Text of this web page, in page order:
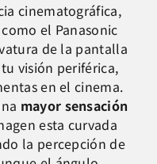
cinematográfica,
el Panasonic
de la pantalla
visión periférica,
en el cinema.
mayor sensación
esta curvada
la percepción de